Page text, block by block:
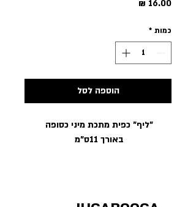
כמות *
הוספה לסל
"ליף" כפית מתכת מיני כסופה
באורך 11ס"מ